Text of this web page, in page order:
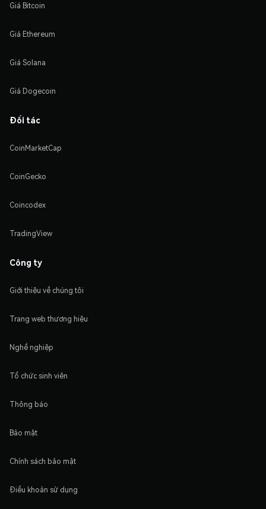
Giá Bitcoin
Giá Ethereum
Giá Solana
Giá Dogecoin
Đối tác
CoinMarketCap
CoinGecko
Coincodex
TradingView
Công ty
Giới thiệu về chúng tôi
Trang web thương hiệu
Nghề nghiệp
Tổ chức sinh viên
Thông báo
Bảo mật
Chính sách bảo mật
Điều khoản sử dụng